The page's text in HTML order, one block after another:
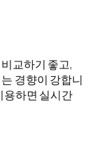
교하기 좋고,
경향이 강합니
용하면 실시간